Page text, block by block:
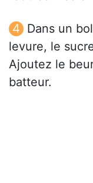
Dans un
levure, le
Ajoutez le
batteur.